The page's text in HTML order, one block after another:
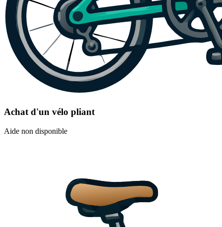
Achat d'un vélo pliant
Aide non disponible